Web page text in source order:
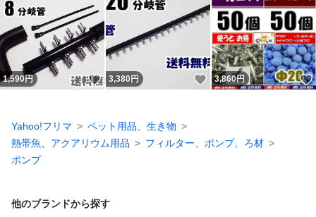
1,590円 いいね！
3,380円 いいね！
3,860円
Yahoo!フリマ
ペット用品、生き物
熱帯魚、アクアリウム用品
フィルター、ポンプ、ろ材
ポンプ
他のブランドから探す